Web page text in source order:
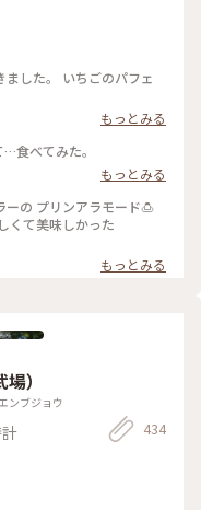
した。 いちごのパフェ
もっとみる
れて…食べてみた。
もっとみる
ーの プリンアラモード🍮
くて美味しかった
もっとみる
）
ンブジョウ
434